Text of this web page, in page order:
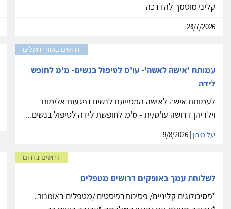
קליני מוסמך להדרכה
28/7/2026
דרושים באזור ירושלים
עמותת 'אישה לאשה'- עו'ס לטיפול בנשים- מ'מ לחופש
לידה
לעמותת אישה לאישה המסייעת לנשים נפגעות אלימות
וילדיהן דרושה עו'ס/ית - מ'מ לחופשת לידה לטיפול בנשים...
יעל מירון
דרושים בדרום
לשלוחת עמך באופקים דרושים מטפלים
*פסיכולוגים קליניים/ פסיכותרפיסטים /מטפלים באומנות.